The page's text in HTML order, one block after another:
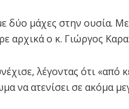
δύο μάχες στην ουσία.
αρχικά ο κ. Γιώργος
λέγοντας ότι
να ατενίσει σε ακόμα